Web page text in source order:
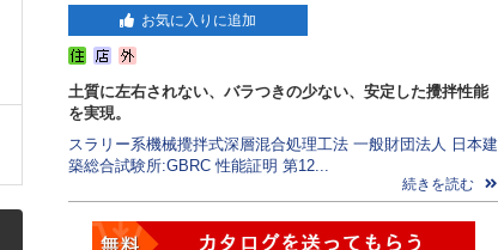
お気に入りに追加
土質に左右されない、バラつきの少ない、安定した攪拌性能
を実現。
スラリー系機械攪拌式深層混合処理工法 一般財団法人 日本建
築総合試験所:GBRC 性能証明 第12...
続きを読む